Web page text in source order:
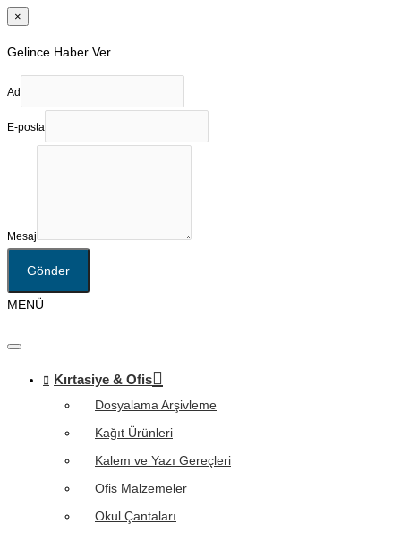
×
Gelince Haber Ver
Ad
E-posta
Mesaj
Gönder
MENÜ
Kırtasiye & Ofis
Dosyalama Arşivleme
Kağıt Ürünleri
Kalem ve Yazı Gereçleri
Ofis Malzemeler
Okul Çantaları